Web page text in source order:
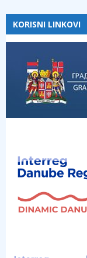
KORISNI LINKOVI